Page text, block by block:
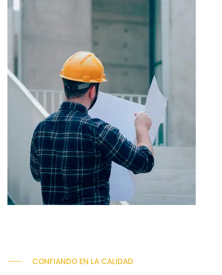
CONFIANDO EN LA CALIDAD